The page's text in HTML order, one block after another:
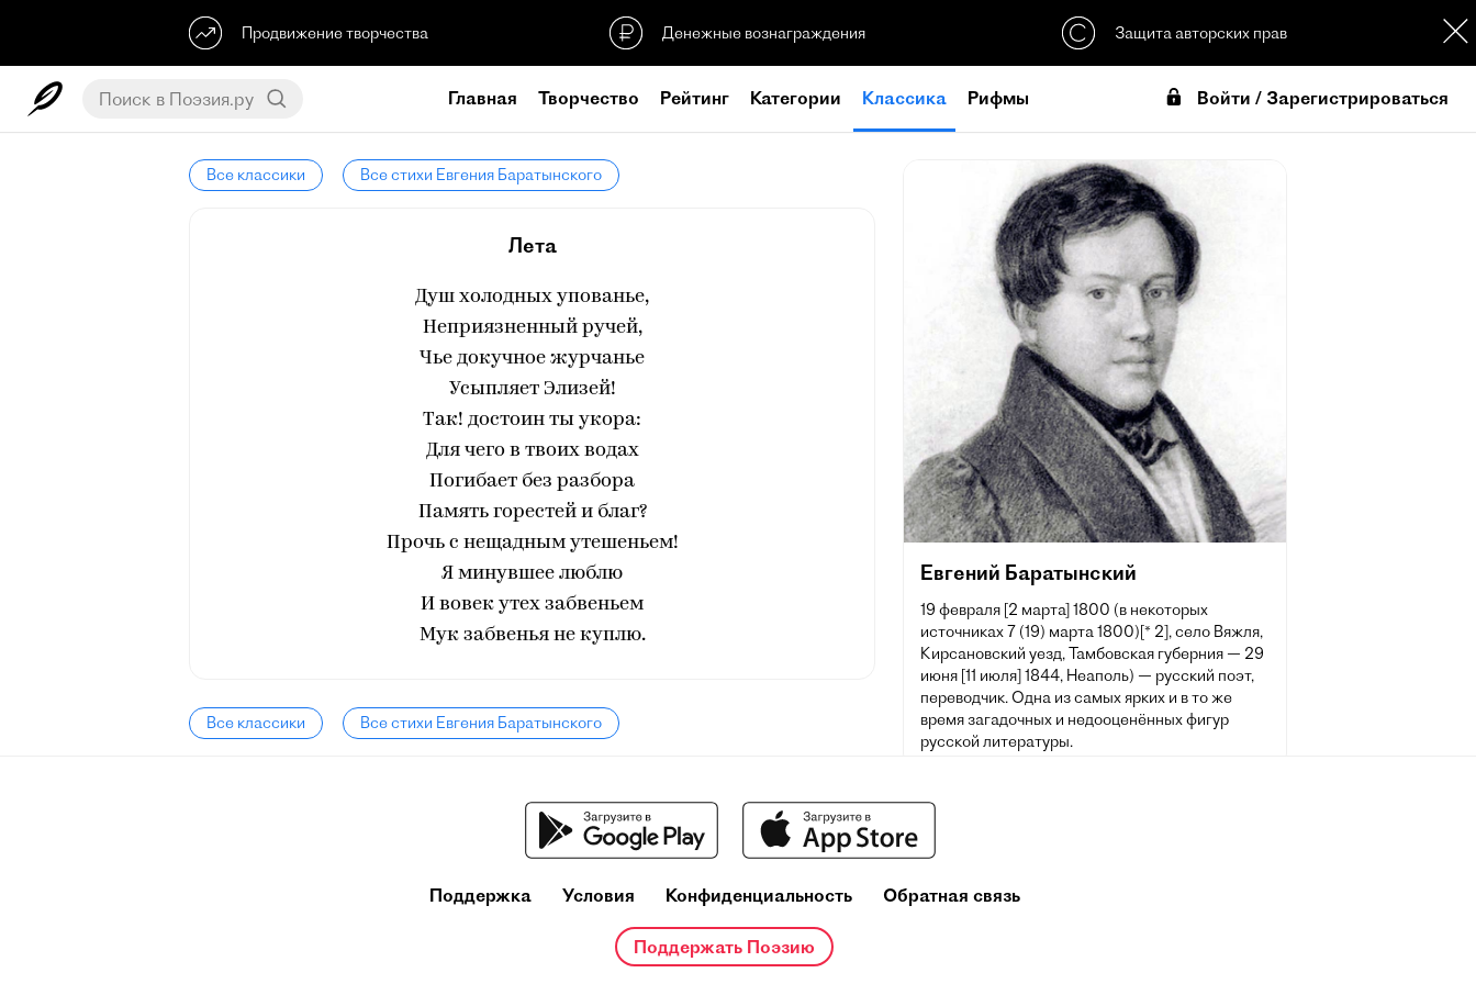
Продвижение творчества Денежные вознаграждения Защита авторских прав
Главная Творчество Рейтинг Категории Классика Рифмы Войти / Зарегистрироваться
Все классики Все стихи Евгения Баратынского
Лета
Душ холодных упованье,
Неприязненный ручей,
Чье докучное журчанье
Усыпляет Элизей!
Так! достоин ты укора:
Для чего в твоих водах
Погибает без разбора
Память горестей и благ?
Прочь с нещадным утешеньем!
Я минувшее люблю
И вовек утех забвеньем
Мук забвенья не куплю.
Все классики Все стихи Евгения Баратынского
Евгений Баратынский
19 февраля [2 марта] 1800 (в некоторых
источниках 7 (19) марта 1800)[* 2], село Вяжля,
Кирсановский уезд, Тамбовская губерния — 29
июня [11 июля] 1844, Неаполь) — русский поэт,
переводчик. Одна из самых ярких и в то же
время загадочных и недооценённых фигур
русской литературы.
Поддержка Условия Конфиденциальность Обратная связь
Поддержать Поэзию